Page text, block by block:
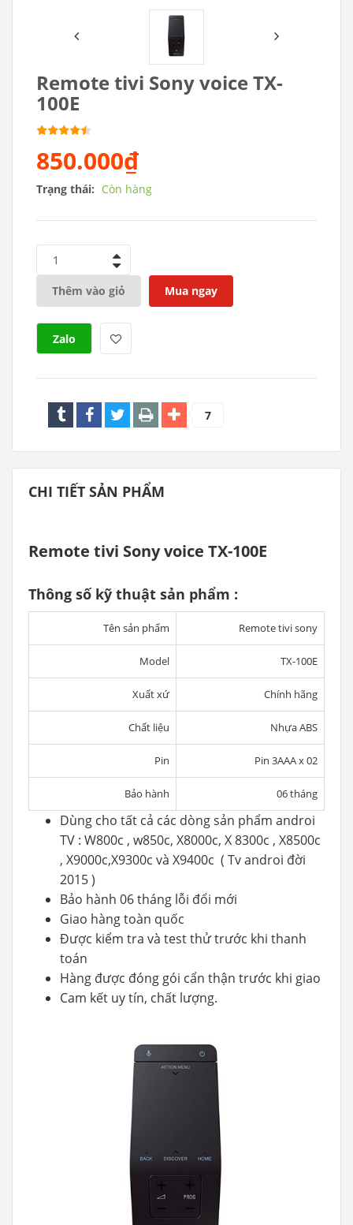
Remote tivi Sony voice TX-
100E
850.000₫
Trạng thái: Còn hàng
1
Thêm vào giỏ Mua ngay
Zalo
7
CHI TIẾT SẢN PHẨM
Remote tivi Sony voice TX-100E
Thông số kỹ thuật sản phẩm :
Tên sản phẩm Remote tivi sony
Model TX-100E
Xuất xứ Chính hãng
Chất liệu Nhựa ABS
Pin Pin 3AAA x 02
Bảo hành 06 tháng
Dùng cho tất cả các dòng sản phẩm androi
TV : W800c , w850c, X8000c, X 8300c , X8500c
, X9000c,X9300c và X9400c ( Tv androi đời
2015 )
Bảo hành 06 tháng lỗi đổi mới
Giao hàng toàn quốc
Được kiểm tra và test thử trước khi thanh
toán
Hàng được đóng gói cẩn thận trước khi giao
Cam kết uy tín, chất lượng.